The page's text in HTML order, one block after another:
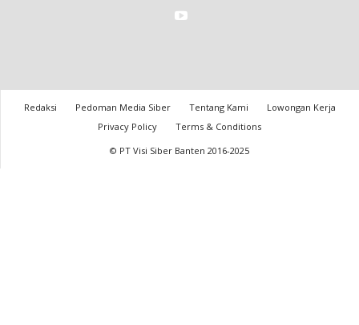
Redaksi Pedoman Media Siber Tentang Kami
Lowongan Kerja
Privacy Policy
Terms & Conditions
© PT Visi Siber Banten 2016-2025